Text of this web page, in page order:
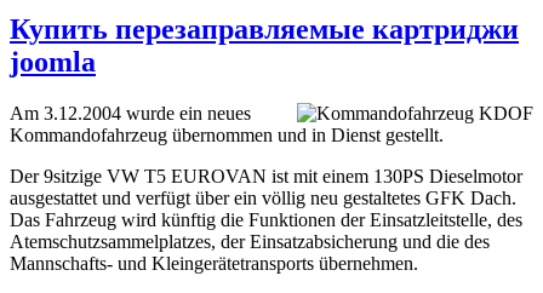
Купить перезаправляемые картриджи
joomla
Am 3.12.2004 wurde ein neues
Kommandofahrzeug übernommen und in Dienst gestellt.
Der 9sitzige VW T5 EUROVAN ist mit einem 130PS Dieselmotor
ausgestattet und verfügt über ein völlig neu gestaltetes GFK Dach.
Das Fahrzeug wird künftig die Funktionen der Einsatzleitstelle, des
Atemschutzsammelplatzes, der Einsatzabsicherung und die des
Mannschafts- und Kleingerätetransports übernehmen.